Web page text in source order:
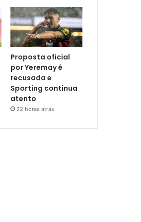
Proposta oficial
por Yeremay é
recusada e
Sporting continua
atento
22 horas atrás